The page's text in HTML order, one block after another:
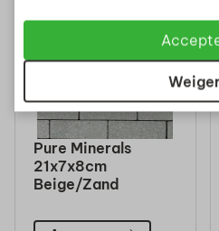
Pure Minerals
21x7x8cm
Beige/Zand